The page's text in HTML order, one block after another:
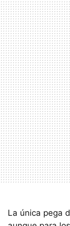
La única pega